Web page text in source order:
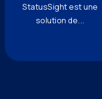
StatusSight est une
solution de...